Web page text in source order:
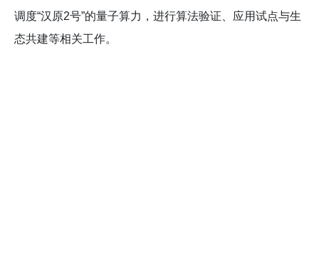
调度“汉原2号”的量子算力，进行算法验证、应用试点与生
态共建等相关工作。